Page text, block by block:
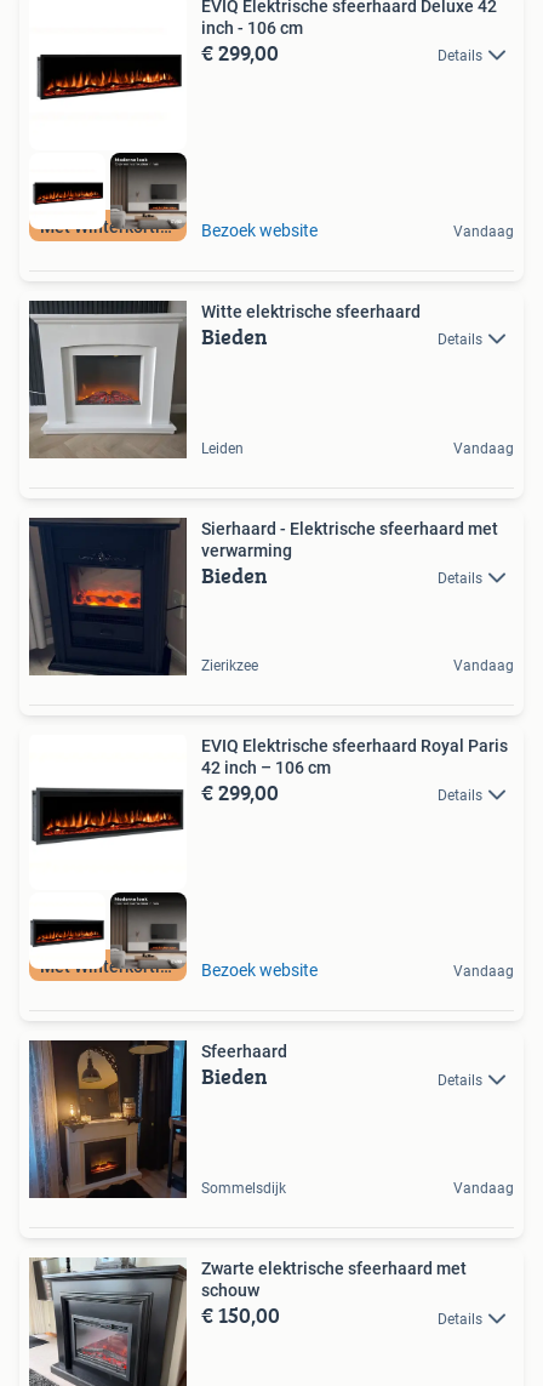
Met Winterkorting
EVIQ Elektrische sfeerhaard Deluxe 42
inch - 106 cm
€ 299,00 Details
Bezoek website Vandaag
Witte elektrische sfeerhaard
Bieden Details
Leiden Vandaag
Sierhaard - Elektrische sfeerhaard met
verwarming
Bieden Details
Zierikzee Vandaag
Met Winterkorting
EVIQ Elektrische sfeerhaard Royal Paris
42 inch – 106 cm
€ 299,00 Details
Bezoek website Vandaag
Sfeerhaard
Bieden Details
Sommelsdijk Vandaag
Zwarte elektrische sfeerhaard met
schouw
€ 150,00 Details